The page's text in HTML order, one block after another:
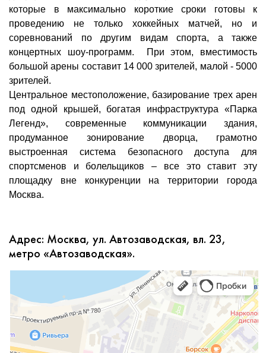
которые в максимально короткие сроки готовы к
проведению не только хоккейных матчей, но и
соревнований по другим видам спорта, а также
концертных шоу-программ. При этом, вместимость
большой арены составит 14 000 зрителей, малой - 5000
зрителей.
Центральное местоположение, базирование трех арен
под одной крышей, богатая инфраструктура «Парка
Легенд», современные коммуникации здания,
продуманное зонирование дворца, грамотно
выстроенная система безопасного доступа для
спортсменов и болельщиков – все это ставит эту
площадку вне конкуренции на территории города
Москва.
Адрес: Москва, ул. Автозаводская, вл. 23,
метро «Автозаводская».